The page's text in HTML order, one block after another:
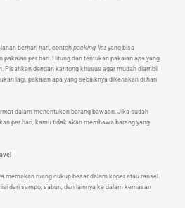
berhari-hari, contoh packing list yang bisa
per hari. Hitung dan tentukan pakaian apa yang
Pisahkan dengan kantong khusus agar mudah diambil
lagi, pakaian apa yang sebaiknya dikenakan di hari
dalam menentukan barang bawaan. Jika sudah
per hari, kamu tidak akan membawa barang yang
memakan ruang cukup besar dalam koper atau ransel.
dari sampo, sabun, dan lainnya ke dalam kemasan